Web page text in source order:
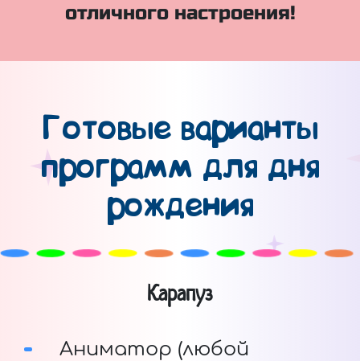
отличного настроения!
Готовые варианты
программ для дня
рождения
Карапуз
Аниматор (любой